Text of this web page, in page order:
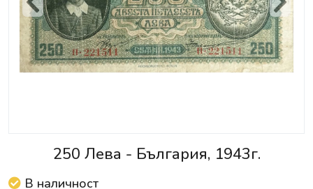
Previous Next
250 Лева - България, 1943г.
В наличност